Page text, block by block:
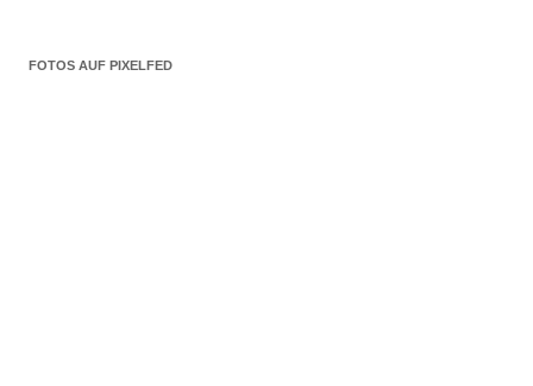
FOTOS AUF PIXELFED